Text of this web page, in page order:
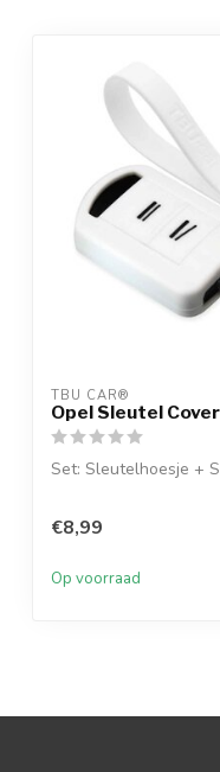
TBU CAR®
Opel Sleutel
Set: Sleutelhoesje +
€8,99
Op voorraad